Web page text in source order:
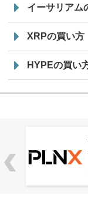
イーサリアム
XRPの買い方
HYPEの買い